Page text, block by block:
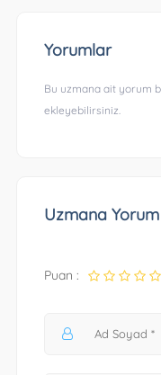
Yorumlar
Bu uzmana ait yorum
ekleyebilirsiniz.
Uzmana Yorum
Puan :